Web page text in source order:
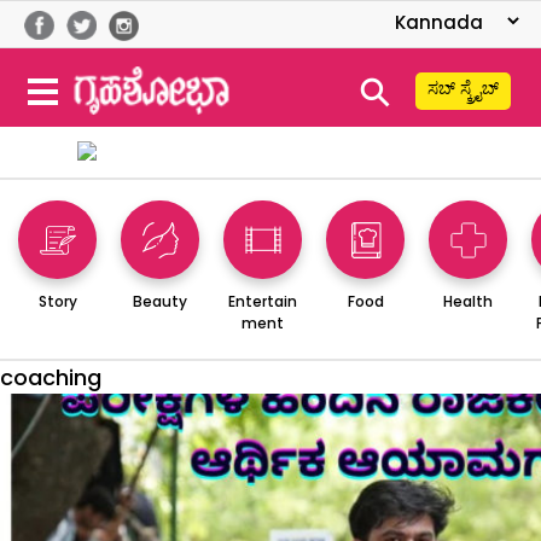
⚲ ಸಬ್ ಸ್ಕ್ರೈಬ್
Story Beauty
Entertain
ment
Food Health
coaching